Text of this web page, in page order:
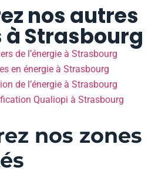
nos autres
Strasbourg
de l’énergie à Strasbourg
en énergie à Strasbourg
de l’énergie à Strasbourg
Qualiopi à Strasbourg
nos zones